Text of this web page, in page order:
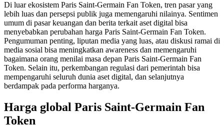
Di luar ekosistem Paris Saint-Germain Fan Token, tren pasar yang
lebih luas dan persepsi publik juga memengaruhi nilainya. Sentimen
umum di pasar keuangan dan berita terkait aset digital bisa
menyebabkan perubahan harga Paris Saint-Germain Fan Token.
Pengumuman penting, liputan media yang luas, atau diskusi ramai di
media sosial bisa meningkatkan awareness dan memengaruhi
bagaimana orang menilai masa depan Paris Saint-Germain Fan
Token. Selain itu, perkembangan regulasi dari pemerintah bisa
mempengaruhi seluruh dunia aset digital, dan selanjutnya
berdampak pada performa harganya.
Harga global Paris Saint-Germain Fan
Token